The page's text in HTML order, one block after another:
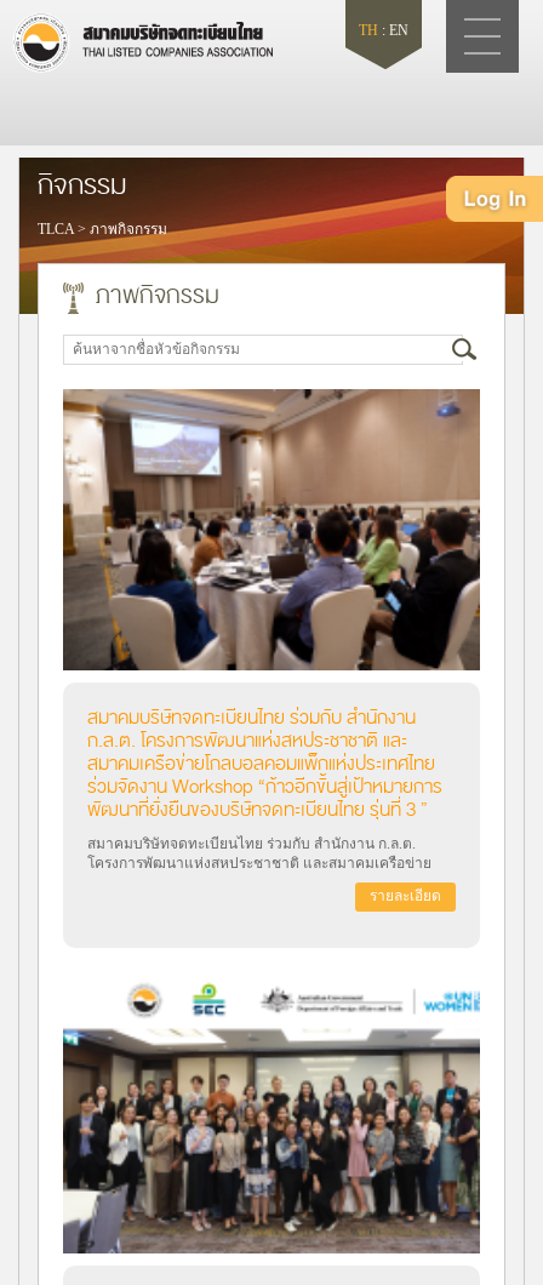
TH : EN
กิจกรรม
TLCA> ภาพกิจกรรม
ภาพกิจกรรม
สมาคมบริษัทจดทะเบียนไทย ร่วมกับ สำนักงาน
ก.ล.ต. โครงการพัฒนาแห่งสหประชาชาติ และ
สมาคมเครือข่ายโกลบอลคอมแพ็กแห่งประเทศไทย
ร่วมจัดงาน Workshop “ก้าวอีกขั้นสู่เป้าหมายการ
พัฒนาที่ยั่งยืนของบริษัทจดทะเบียนไทย รุ่นที่ 3 ”
สมาคมบริษัทจดทะเบียนไทย ร่วมกับ สำนักงาน ก.ล.ต.
โครงการพัฒนาแห่งสหประชาชาติ และสมาคมเครือข่าย
โกลบอลคอมแพ็กแห่งประเทศไทย ร่วมจัดงาน Workshop
“ก้าวอีกขั้นสู่เป้าหมายการพัฒนาที่ยั่งยืนของบริษัทจด
เกิดจากการดำเนินธุรกิจ พร้อมนำไปใช้ประกอบการรายงาน
ในแบบ 56-1 One Report ในส่วนของการพัฒนาอย่างยั่งยืนได้
เมื่อวันที่ 23-24 พฤศจิกายน 2566 ณ โรงแรม ดิ แอทธินี โฮ
เทล แบงค็อก
รายละเอียด